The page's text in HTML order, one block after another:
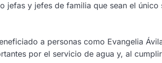
jefas y jefes de familia que sean el
a personas como Evangelia
por el servicio de agua y, al